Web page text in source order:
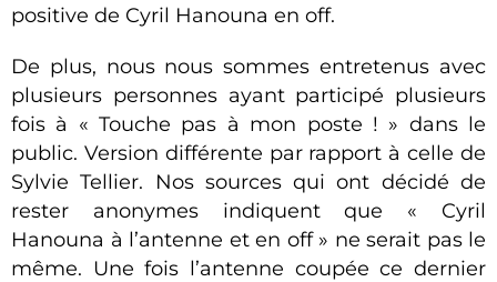
positive de Cyril Hanouna en off.
De plus, nous nous sommes entretenus avec
plusieurs personnes ayant participé plusieurs
fois à « Touche pas à mon poste ! » dans le
public. Version différente par rapport à celle de
Sylvie Tellier. Nos sources qui ont décidé de
rester anonymes indiquent que « Cyril
Hanouna à l’antenne et en off » ne serait pas le
même. Une fois l’antenne coupée ce dernier